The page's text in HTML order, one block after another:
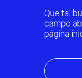
Que tal
campo
página